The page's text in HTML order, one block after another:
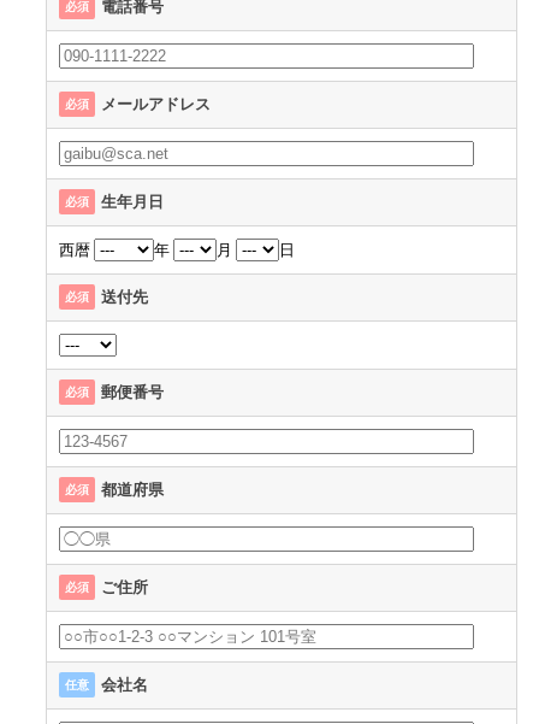
必須 電話番号
必須 メールアドレス
必須 生年月日
西暦 年 月 日
必須 送付先
必須 郵便番号
必須 都道府県
必須 ご住所
任意 会社名